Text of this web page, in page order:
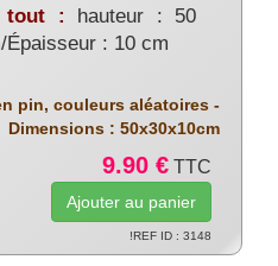
tout :
hauteur : 50
: 10 cm
pin, couleurs aléatoires -
Dimensions : 50x30x10cm
9.90 € TTC
!REF ID : 3148